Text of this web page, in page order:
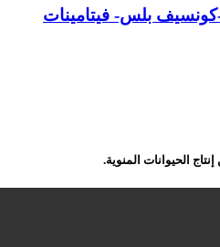
بلس- فيتامينات
الحيوانات المنوية.